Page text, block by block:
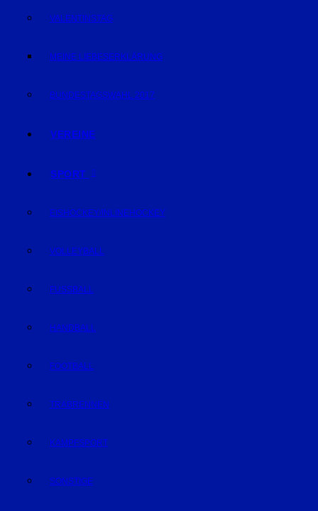
VALENTINSTAG
MEINE LIEBESERKLÄRUNG
BUNDESTAGSWAHL 2017
VEREINE
SPORT
EISHOCKEY/INLINEHOCKEY
VOLLEYBALL
FUSSBALL
HANDBALL
FOOTBALL
TRABRENNEN
KAMPFSPORT
SONSTIGE